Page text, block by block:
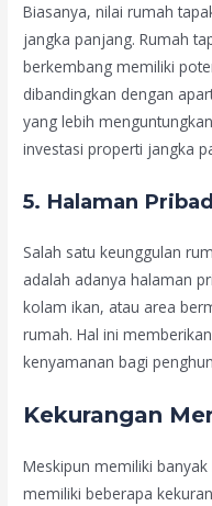
Biasanya, nilai rumah
jangka panjang. Rumah
berkembang memiliki
dibandingkan dengan
yang lebih
investasi properti jangka
5. Halaman
Salah satu keunggulan
adalah adanya halaman
kolam ikan, atau area
rumah. Hal ini
kenyamanan bagi
Kekurangan
Meskipun memiliki
memiliki beberapa